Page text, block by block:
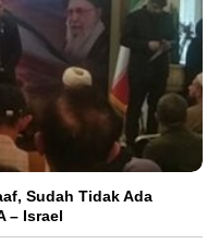
Sudah Tidak Ada
– Israel